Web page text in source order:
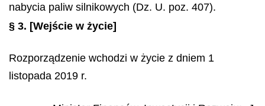
nabycia paliw silnikowych (Dz. U. poz. 407).
§ 3. [Wejście w życie]
Rozporządzenie wchodzi w życie z dniem 1
listopada 2019 r.